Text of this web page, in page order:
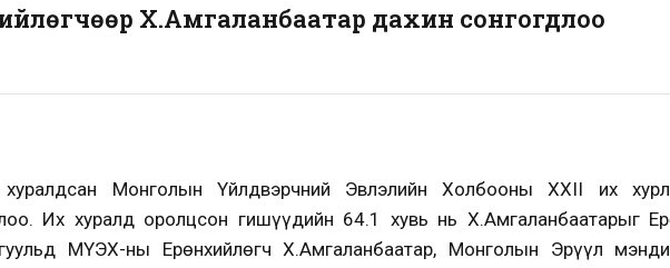
Х.Амгаланбаатар дахин сонгогдлоо
хуралдсан Монголын Үйлдвэрчний Эвлэлийн Холбооны XXII их
Их хуралд оролцсон гишүүдийн 64.1 хувь нь Х.Амгаланбаатарыг
МҮЭХ-ны Ерөнхийлөгч Х.Амгаланбаатар, Монголын Эрүүл